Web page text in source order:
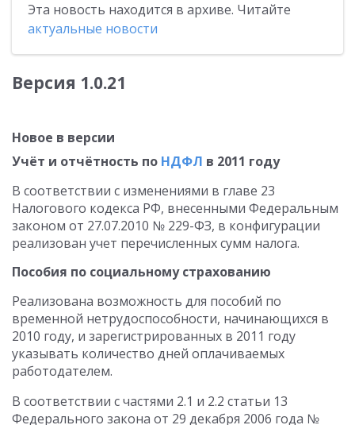
Эта новость находится в архиве. Читайте
актуальные новости
Версия 1.0.21
Новое в версии
Учёт и отчётность по НДФЛ в 2011 году
В соответствии с изменениями в главе 23
Налогового кодекса РФ, внесенными Федеральным
законом от 27.07.2010 № 229-ФЗ, в конфигурации
реализован учет перечисленных сумм налога.
Пособия по социальному страхованию
Реализована возможность для пособий по
временной нетрудоспособности, начинающихся в
2010 году, и зарегистрированных в 2011 году
указывать количество дней оплачиваемых
работодателем.
В соответствии с частями 2.1 и 2.2 статьи 13
Федерального закона от 29 декабря 2006 года №